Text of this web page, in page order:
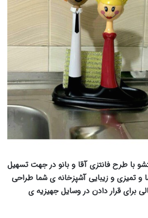
با طرح فانتزی آقا و بانو در جهت تسهیل
و زیبایی آشپزخانه ی شما طراحی
برای قرار دادن در وسایل جهیزیه ی